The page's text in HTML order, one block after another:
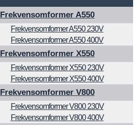
Frekvensomformer A550
Frekvensomformer A550 230V
Frekvensomformer A550 400V
Frekvensomformer X550
Frekvensomformer X550 230V
Frekvensomformer X550 400V
Frekvensomformer V800
Frekvensomformer V800 230V
Frekvensomformer V800 400V